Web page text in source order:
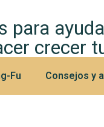
para
crecer
Fu Consejos y